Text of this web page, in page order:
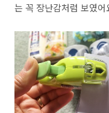
는 꼭 장난감처럼 보였어